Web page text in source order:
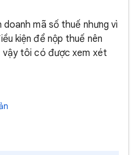
mã số thuế nhưng vì
kiện để nộp thuế nên
vậy tôi có được xem xét